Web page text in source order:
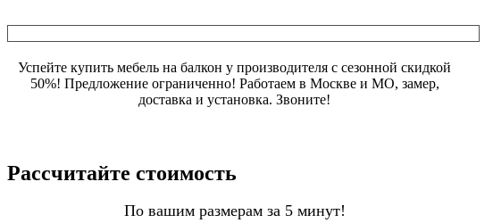
Успейте купить мебель на балкон у производителя с сезонной скидкой
50%! Предложение ограниченно! Работаем в Москве и МО, замер,
доставка и установка. Звоните!
Рассчитайте стоимость
По вашим размерам за 5 минут!